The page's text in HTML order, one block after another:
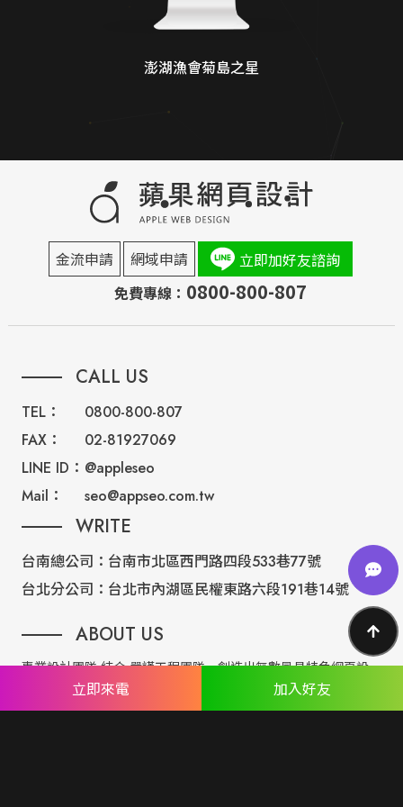
澎湖漁會菊島之星
金流申請 網域申請
立即加好友諮詢
免費專線： 0800-800-807
CALL US
TEL：
0800-800-807
FAX：
02-81927069
LINE ID： @appleseo
Mail：
seo@appseo.com.tw
WRITE
台南總公司： 台南市北區西門路四段533巷77號
台北分公司： 台北市內湖區民權東路六段191巷14號
ABOUT US
專業設計團隊 結合 嚴謹工程團隊，創造出無數最具特色網頁設
計，不管是時尚美感或是網站最新特效技術，我們仍不斷學習推
出最創新的網頁設計。
立即來電 加入好友